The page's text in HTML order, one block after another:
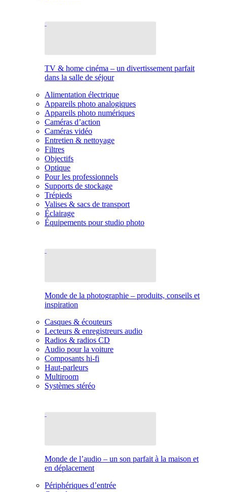
TV & home cinéma – un divertissement parfait
dans la salle de séjour
Alimentation électrique
Appareils photo analogiques
Appareils photo numériques
Caméras d’action
Caméras vidéo
Entretien & nettoyage
Filtres
Objectifs
Optique
Pour les professionnels
Supports de stockage
Trépieds
Valises & sacs de transport
Éclairage
Équipements pour studio photo
Monde de la photographie – produits, conseils et
inspiration
Casques & écouteurs
Lecteurs & enregistreurs audio
Radios & radios CD
Audio pour la voiture
Composants hi-fi
Haut-parleurs
Multiroom
Systèmes stéréo
Monde de l’audio – un son parfait à la maison et
en déplacement
Périphériques d’entrée